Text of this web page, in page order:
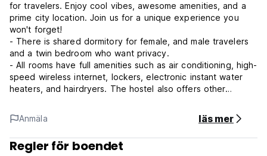
for travelers. Enjoy cool vibes, awesome amenities, and a
prime city location. Join us for a unique experience you
won't forget!
- There is shared dormitory for female, and male travelers
and a twin bedroom who want privacy.
- All rooms have full amenities such as air conditioning, high-
speed wireless internet, lockers, electronic instant water
heaters, and hairdryers. The hostel also offers other
microwave, food, and cocktail bar.
- The nearest bus station is only 3 minutes on foot and
across Chiang Rai Night bazaar.
- About a 20-minute drive away from the airport and we
Anmäla läs mer
Regler för boendet